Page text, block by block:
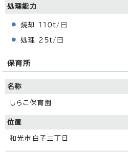
処理能力
焼却 110t/日
処理 25t/日
保育所
名称
しらこ保育園
位置
和光市白子三丁目